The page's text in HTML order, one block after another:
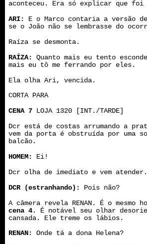
aconteceu. Era só explicar que foi
ARI:
E o Marco contaria a versão
se o João não se lembrasse do
Raíza se desmonta.
RAÍZA:
Quanto mais eu tento
mais eu tô me ferrando por eles.
Ela olha Ari, vencida.
CORTA PARA
CENA 7 LOJA 1320 [INT./TARDE]
Dcr está de costas arrumando a
vem da porta é obstruída por uma
balcão.
HOMEM:
Ei!
Dcr olha de imediato e vem atender.
DCR (estranhando):
Pois não?
A câmera revela RENAN. É o mesmo
cena 4. É notável seu olhar
cansada. Ele treme os lábios.
RENAN:
Onde tá a dona Helena?